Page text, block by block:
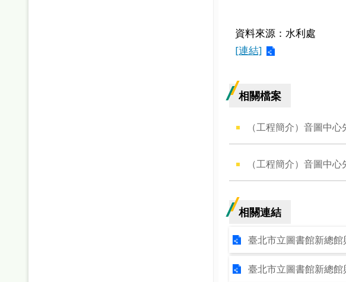
資料來源：水利處
[連結]
相關檔案
（工程簡介）音圖中
（工程簡介）音圖中
相關連結
臺北市立圖書館新總
臺北市立圖書館新總